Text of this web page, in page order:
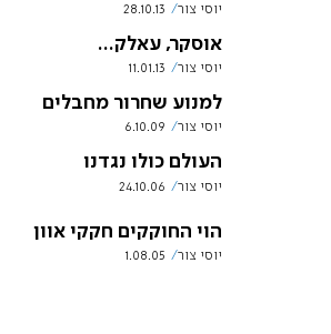
יוסי צור 28.10.13
אוסקר, עאלק...
יוסי צור 11.01.13
למנוע שחרור מחבלים
יוסי צור 6.10.09
העולם כולו נגדנו
יוסי צור 24.10.06
הוי החוקקים חקקי אוון
יוסי צור 1.08.05